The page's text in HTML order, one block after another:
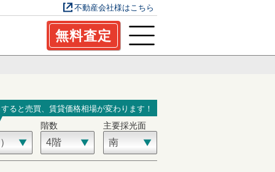
不動産会社様はこちら
無料査定
ると売買、賃貸価格相場が変わります！
階数 主要採光面